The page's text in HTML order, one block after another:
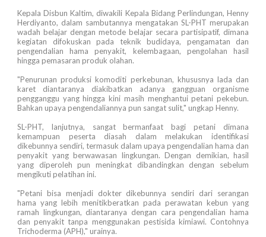
Kepala Disbun Kaltim, diwakili Kepala Bidang Perlindungan, Henny
Herdiyanto, dalam sambutannya mengatakan SL-PHT merupakan
wadah belajar dengan metode belajar secara partisipatif, dimana
kegiatan difokuskan pada teknik budidaya, pengamatan dan
pengendalian hama penyakit, kelembagaan, pengolahan hasil
hingga pemasaran produk olahan.
"Penurunan produksi komoditi perkebunan, khususnya lada dan
karet diantaranya diakibatkan adanya gangguan organisme
pengganggu yang hingga kini masih menghantui petani pekebun.
Bahkan upaya pengendaliannya pun sangat sulit," ungkap Henny.
SL-PHT, lanjutnya, sangat bermanfaat bagi petani dimana
kemampuan peserta diasah dalam melakukan identifikasi
dikebunnya sendiri, termasuk dalam upaya pengendalian hama dan
penyakit yang berwawasan lingkungan. Dengan demikian, hasil
yang diperoleh pun meningkat dibandingkan dengan sebelum
mengikuti pelatihan ini.
"Petani bisa menjadi dokter dikebunnya sendiri dari serangan
hama yang lebih menitikberatkan pada perawatan kebun yang
ramah lingkungan, diantaranya dengan cara pengendalian hama
dan penyakit tanpa menggunakan pestisida kimiawi. Contohnya
Trichoderma (APH)," urainya.